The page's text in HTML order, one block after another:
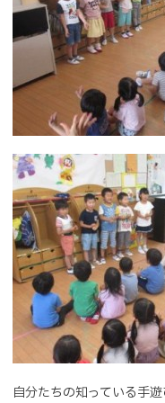
自分たちの知っている手